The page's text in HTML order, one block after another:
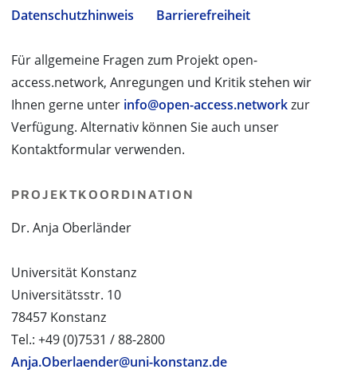
Datenschutzhinweis
Barrierefreiheit
Für allgemeine Fragen zum Projekt open-
access.network, Anregungen und Kritik stehen wir
Ihnen gerne unter info@open-access.networkzur
Verfügung. Alternativ können Sie auch unser
Kontaktformular verwenden.
PROJEKTKOORDINATION
Dr. Anja Oberländer
Universität Konstanz
Universitätsstr. 10
78457 Konstanz
Tel.: +49 (0)7531 / 88-2800
Anja.Oberlaender@uni-konstanz.de